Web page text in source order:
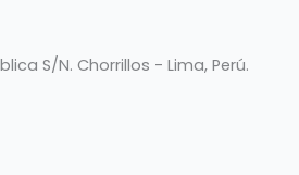
S/N. Chorrillos - Lima, Perú.